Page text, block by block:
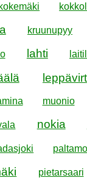
kokemäki
kruunupyy
lahti
muonio
nokia
paltamo
pietarsaari